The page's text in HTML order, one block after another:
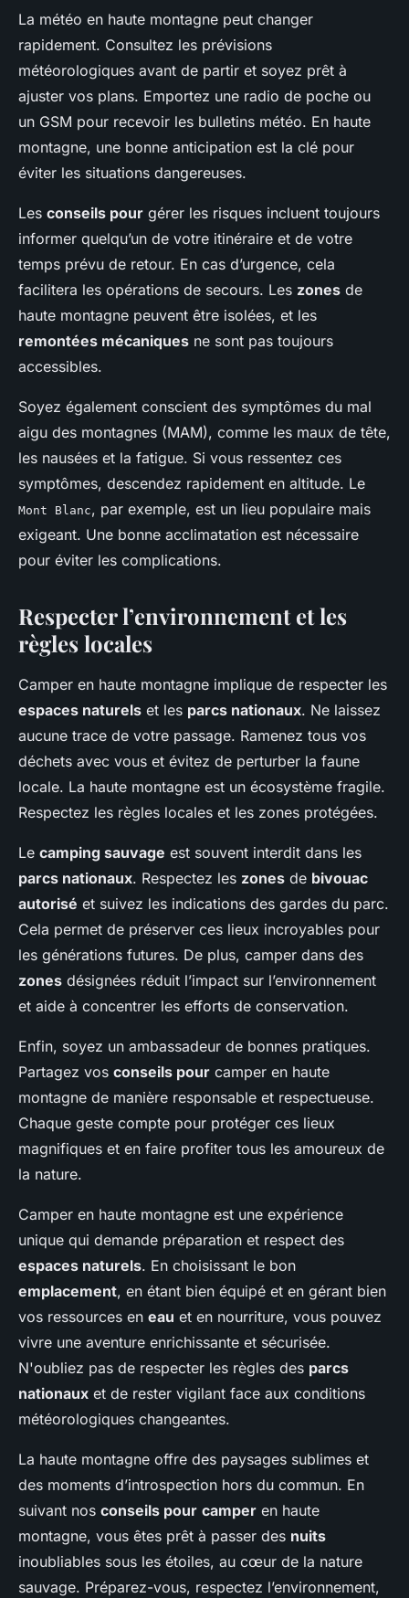
La météo en haute montagne peut changer
rapidement. Consultez les prévisions
météorologiques avant de partir et soyez prêt à
ajuster vos plans. Emportez une radio de poche ou
un GSM pour recevoir les bulletins météo. En haute
montagne, une bonne anticipation est la clé pour
éviter les situations dangereuses.
Les conseils pour gérer les risques incluent toujours
informer quelqu’un de votre itinéraire et de votre
temps prévu de retour. En cas d’urgence, cela
facilitera les opérations de secours. Les zones de
haute montagne peuvent être isolées, et les
remontées mécaniques ne sont pas toujours
accessibles.
Soyez également conscient des symptômes du mal
aigu des montagnes (MAM), comme les maux de tête,
les nausées et la fatigue. Si vous ressentez ces
symptômes, descendez rapidement en altitude. Le
Mont Blanc, par exemple, est un lieu populaire mais
exigeant. Une bonne acclimatation est nécessaire
pour éviter les complications.
Respecter l’environnement et les
règles locales
Camper en haute montagne implique de respecter les
espaces naturels et les parcs nationaux. Ne laissez
aucune trace de votre passage. Ramenez tous vos
déchets avec vous et évitez de perturber la faune
locale. La haute montagne est un écosystème fragile.
Respectez les règles locales et les zones protégées.
Le camping sauvage est souvent interdit dans les
parcs nationaux. Respectez les zones de bivouac
autorisé et suivez les indications des gardes du parc.
Cela permet de préserver ces lieux incroyables pour
les générations futures. De plus, camper dans des
zones désignées réduit l’impact sur l’environnement
et aide à concentrer les efforts de conservation.
Enfin, soyez un ambassadeur de bonnes pratiques.
Partagez vos conseils pour camper en haute
montagne de manière responsable et respectueuse.
Chaque geste compte pour protéger ces lieux
magnifiques et en faire profiter tous les amoureux de
la nature.
Camper en haute montagne est une expérience
unique qui demande préparation et respect des
espaces naturels. En choisissant le bon
emplacement, en étant bien équipé et en gérant bien
vos ressources en eau et en nourriture, vous pouvez
vivre une aventure enrichissante et sécurisée.
N'oubliez pas de respecter les règles des parcs
nationaux et de rester vigilant face aux conditions
météorologiques changeantes.
La haute montagne offre des paysages sublimes et
des moments d’introspection hors du commun. En
suivant nos conseils pour camper en haute
montagne, vous êtes prêt à passer des nuits
inoubliables sous les étoiles, au cœur de la nature
sauvage. Préparez-vous, respectez l’environnement,